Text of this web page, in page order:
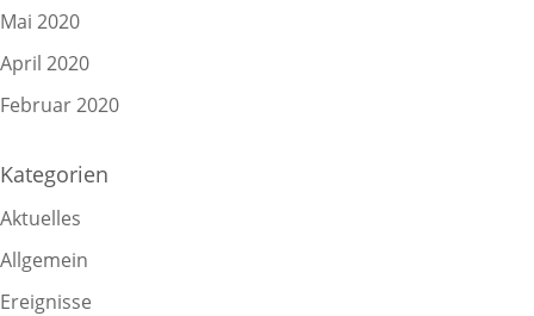
Mai 2020
April 2020
Februar 2020
Kategorien
Aktuelles
Allgemein
Ereignisse